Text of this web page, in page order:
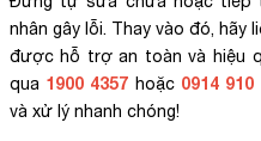
nhân gây lỗi. Thay vào đó, hãy
được hỗ trợ an toàn và hiệu
qua 1900 4357 hoặc 0914 910
và xử lý nhanh chóng!